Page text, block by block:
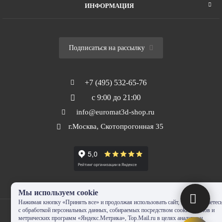
ИНФОРМАЦИЯ
Подписаться на рассылку
+7 (495) 532-65-76
с 9:00 до 21:00
info@euromat3d-shop.ru
г.Москва, Скотопрогонная 35
Мы используем cookie
Нажимая кнопку «Принять все» и продолжая использовать сайт, Вы
с обработкой персональных данных, собираемых посредством cookie-файлов и
метрических программ «Яндекс.Метрика», Top.Mail.ru в целях аналитики